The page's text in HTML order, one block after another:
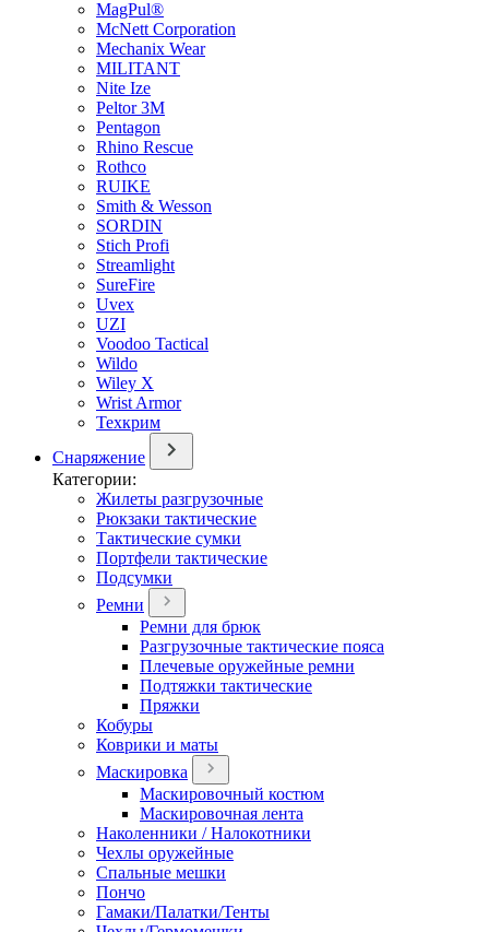
MagPul®
McNett Corporation
Mechanix Wear
MILITANT
Nite Ize
Peltor 3M
Pentagon
Rhino Rescue
Rothco
RUIKE
Smith & Wesson
SORDIN
Stich Profi
Streamlight
SureFire
Uvex
UZI
Voodoo Tactical
Wildo
Wiley X
Wrist Armor
Техкрим
Снаряжение
Категории:
Жилеты разгрузочные
Рюкзаки тактические
Тактические сумки
Портфели тактические
Подсумки
Ремни
Ремни для брюк
Разгрузочные тактические пояса
Плечевые оружейные ремни
Подтяжки тактические
Пряжки
Кобуры
Коврики и маты
Маскировка
Маскировочный костюм
Маскировочная лента
Наколенники / Налокотники
Чехлы оружейные
Спальные мешки
Пончо
Гамаки/Палатки/Тенты